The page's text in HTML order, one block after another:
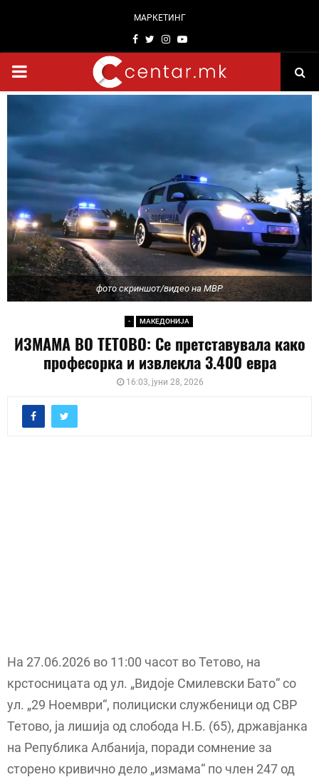
МАРКЕТИНГ
Facebook
TwitterInstagram
Youtube
PRIMARY
фото скриншот/видео на МВР
- МАКЕДОНИЈА
ИЗМАМА ВО ТЕТОВО: Се претставувала како
професорка и извлекла 3.400 евра
16:03, јуни 28, 2026
На 27.06.2026 во 11:00 часот во Тетово, на
крстосницата од ул. „Видоје Смилевски Бато“ со
ул. „29 Ноември“, полициски службеници од СВР
Тетово, ја лишија од слобода Н.Б. (65), државјанка
на Република Албанија, поради сомнение за
сторено кривично дело „измама“ по член 247 од